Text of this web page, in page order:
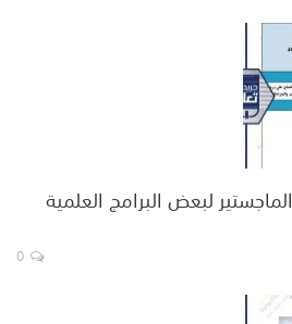
لبعض البرامج العلمية